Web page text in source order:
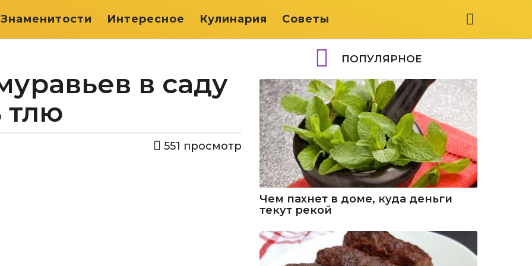
Знаменитости Интересное Кулинария Советы
в саду
тлю
551 просмотр
ПОПУЛЯРНОЕ
Чем пахнет в доме, куда деньги
текут рекой